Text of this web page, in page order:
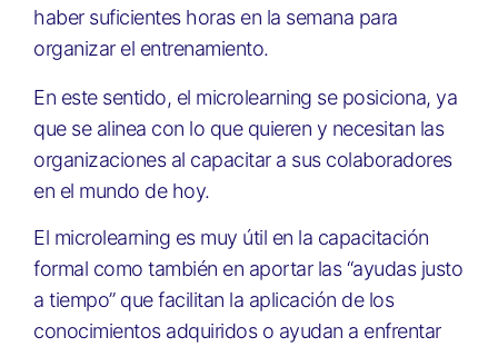
haber suficientes horas en la semana para
organizar el entrenamiento.
En este sentido, el microlearning se posiciona, ya
que se alinea con lo que quieren y necesitan las
organizaciones al capacitar a sus colaboradores
en el mundo de hoy.
El microlearning es muy útil en la capacitación
formal como también en aportar las “ayudas justo
a tiempo” que facilitan la aplicación de los
conocimientos adquiridos o ayudan a enfrentar